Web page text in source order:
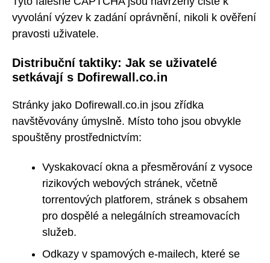
vyvolání výzev k zadání oprávnění, nikoli k ověření
pravosti uživatele.
Distribuční taktiky: Jak se uživatelé
setkávají s Dofirewall.co.in
Stránky jako Dofirewall.co.in jsou zřídka
navštěvovány úmyslně. Místo toho jsou obvykle
spouštěny prostřednictvím:
Vyskakovací okna a přesměrování z vysoce
rizikových webových stránek, včetně
torrentových platforem, stránek s obsahem
pro dospělé a nelegálních streamovacích
služeb.
Odkazy v spamových e-mailech, které se